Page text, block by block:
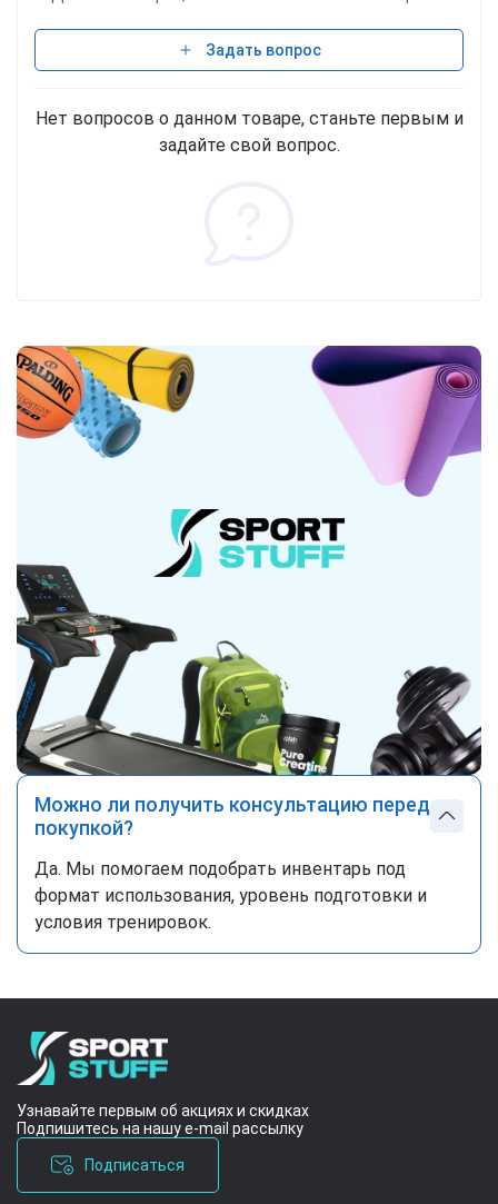
Задать вопрос
Нет вопросов о данном товаре, станьте первым и
задайте свой вопрос.
Можно ли получить консультацию перед
покупкой?
Да. Мы помогаем подобрать инвентарь под
формат использования, уровень подготовки и
условия тренировок.
Узнавайте первым об акциях и скидках
Подпишитесь на нашу e-mail рассылку
Подписаться